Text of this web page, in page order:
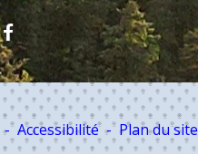
- Accessibilité - Plan du site